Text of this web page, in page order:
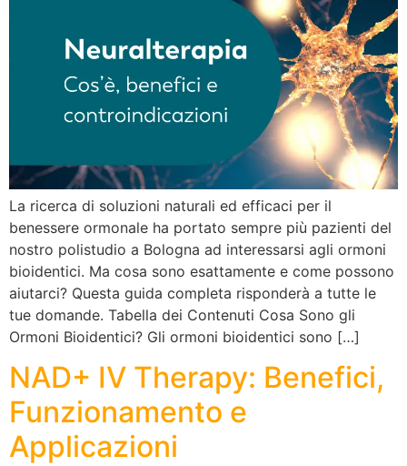
La ricerca di soluzioni naturali ed efficaci per il
benessere ormonale ha portato sempre più pazienti del
nostro polistudio a Bologna ad interessarsi agli ormoni
bioidentici. Ma cosa sono esattamente e come possono
aiutarci? Questa guida completa risponderà a tutte le
tue domande. Tabella dei Contenuti Cosa Sono gli
Ormoni Bioidentici? Gli ormoni bioidentici sono […]
NAD+ IV Therapy: Benefici,
Funzionamento e
Applicazioni